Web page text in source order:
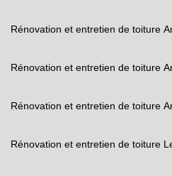
Rénovation et entretien de toiture
Rénovation et entretien de toiture
Rénovation et entretien de toiture
Rénovation et entretien de toiture